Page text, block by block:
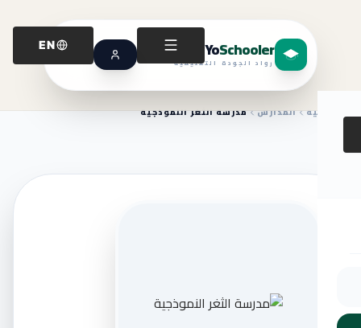
YoSchooler
رواد الجودة التعليمية
EN
الرئيسية المدارس مدرسة الثغر النموذجية